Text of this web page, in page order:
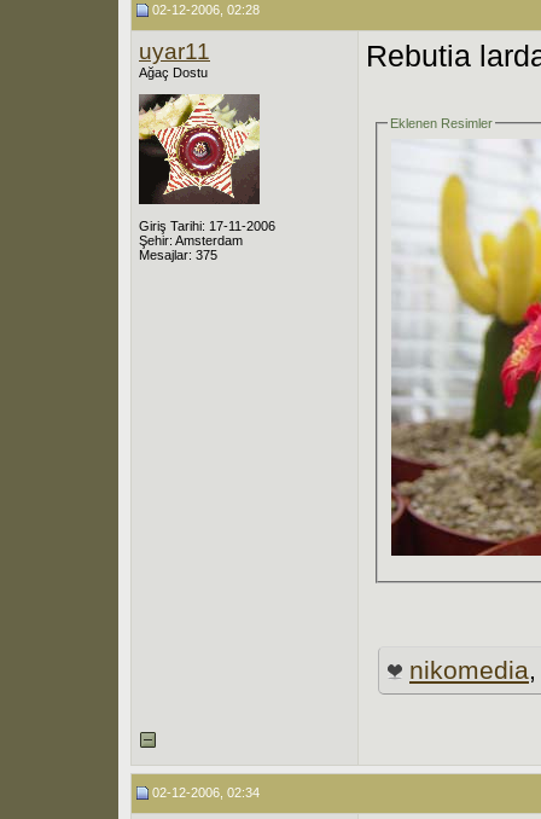
02-12-2006, 02:28
uyar11
Ağaç Dostu
Giriş Tarihi: 17-11-2006
Şehir: Amsterdam
Mesajlar: 375
Rebutia
Eklenen Resimler
nikomedia,
02-12-2006, 02:34